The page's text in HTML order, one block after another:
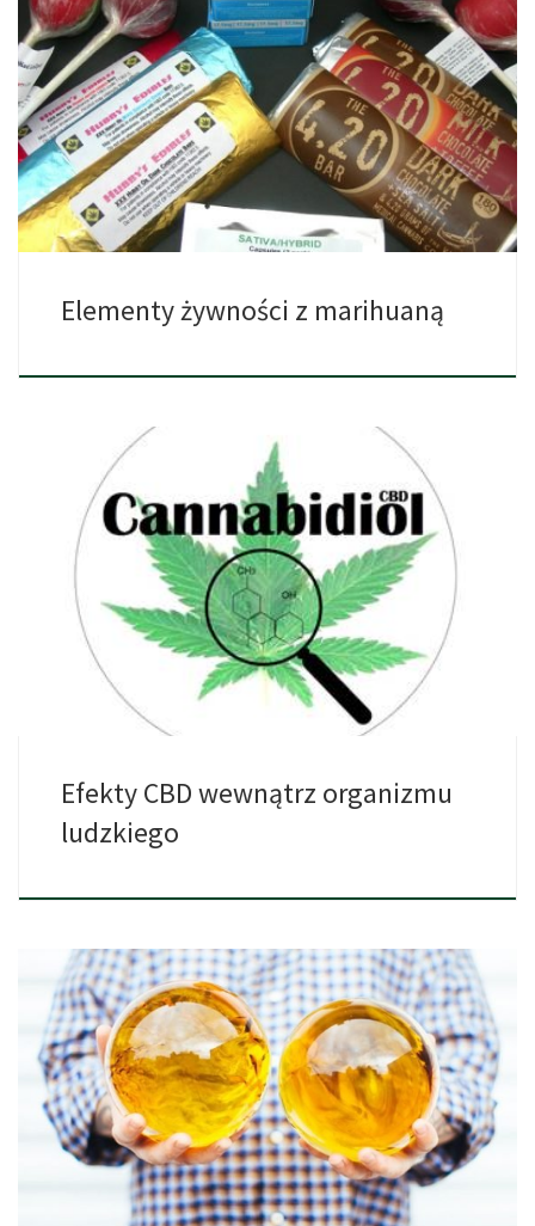
Produkty spożywcze zawierające marihuanę stają się coraz
bardziej popularną alternatywą […]
Elementy żywności z marihuaną
Rozważasz zakup CBD? Uważamy, iż ważnym jest, aby wszystkie
osoby […]
Efekty CBD wewnątrz organizmu
ludzkiego
Pamiętacie Dragon Balls? Większość chłopaków na pewno. Przy
następnej wizycie […]